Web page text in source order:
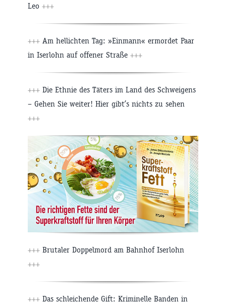
Leo +++
+++ Am hellichten Tag: »Einmann« ermordet Paar
in Iserlohn auf offener Straße +++
+++ Die Ethnie des Täters im Land des Schweigens
– Gehen Sie weiter! Hier gibt’s nichts zu sehen
+++
+++ Brutaler Doppelmord am Bahnhof Iserlohn
+++
+++ Das schleichende Gift: Kriminelle Banden in